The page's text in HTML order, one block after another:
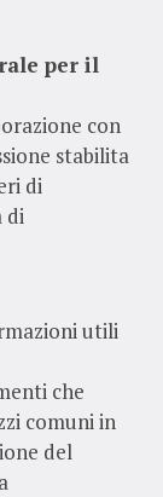
per il
con
stabilita
di
di
utili
che
comuni in
del